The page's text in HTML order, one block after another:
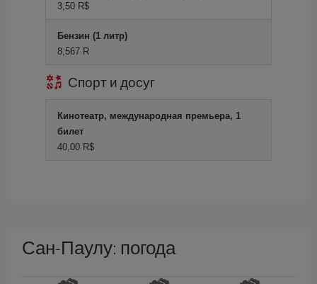
3,50 R$
Бензин (1 литр)
8,567 R
Спорт и досуг
Кинотеатр, международная премьера, 1
билет
40,00 R$
Сан-Паулу: погода